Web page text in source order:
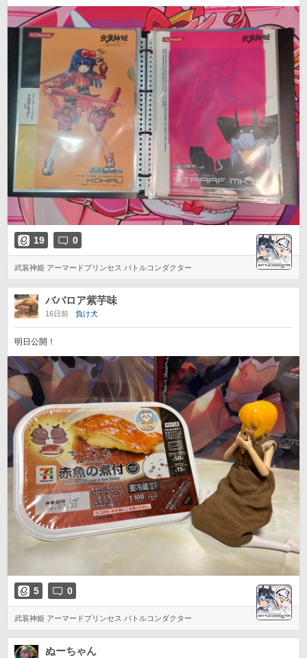
19 0
武装神姫 アーマードプリンセス バトルコンダクター
ババロア紫芋味
16日前 負け犬
明日公開！
5 0
武装神姫 アーマードプリンセス バトルコンダクター
ぬーちゃん